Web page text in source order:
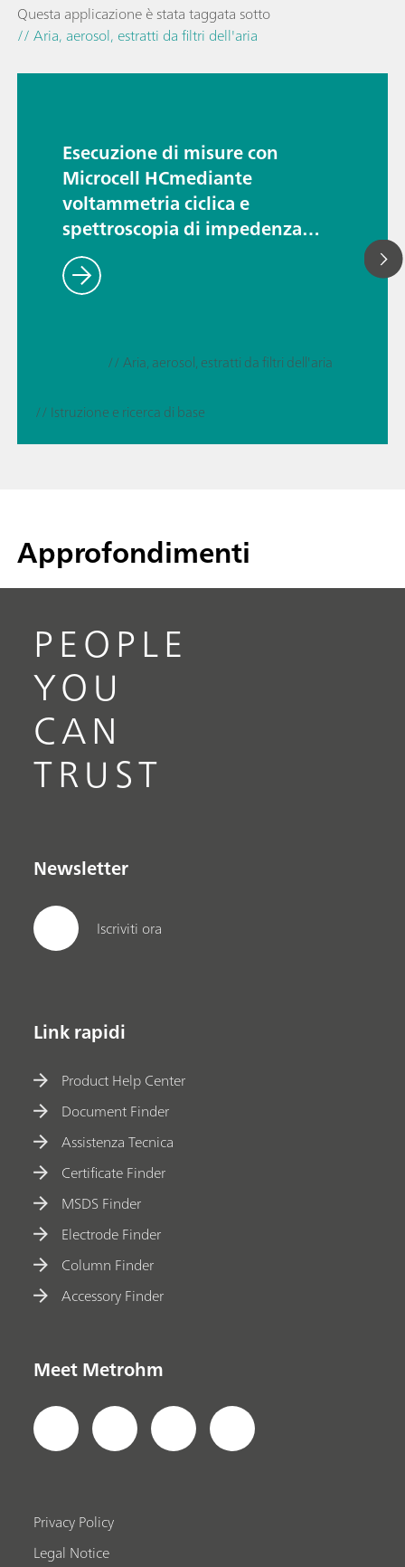
Questa applicazione è stata taggata sotto
// Aria, aerosol, estratti da filtri dell'aria
Esecuzione di misure con
Microcell HCmediante
voltammetria ciclica e
spettroscopia di impedenza
elettrochimica – celle di misura
TSC SW Closed e TSC Battery
// Aria, aerosol, estratti da filtri dell'aria
// Istruzione e ricerca di base
Approfondimenti
PEOPLE
YOU
CAN
TRUST
Newsletter
Iscriviti ora
Link rapidi
Product Help Center
Document Finder
Assistenza Tecnica
Certificate Finder
MSDS Finder
Electrode Finder
Column Finder
Accessory Finder
Meet Metrohm
Privacy Policy
Legal Notice